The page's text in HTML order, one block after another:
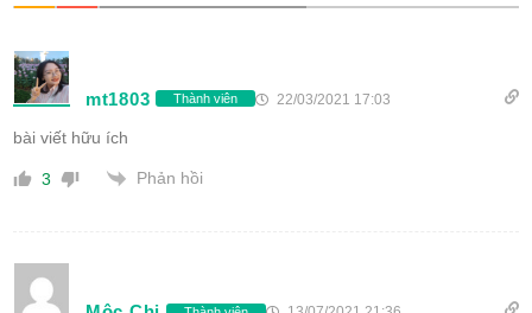
mt1803 Thành viên 22/03/2021 17:03
bài viết hữu ích
3 Phản hồi